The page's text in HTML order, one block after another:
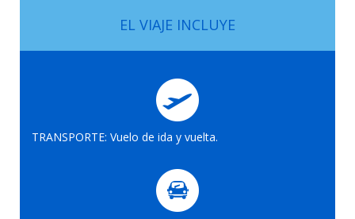
EL VIAJE INCLUYE
TRANSPORTE: Vuelo de ida y vuelta.